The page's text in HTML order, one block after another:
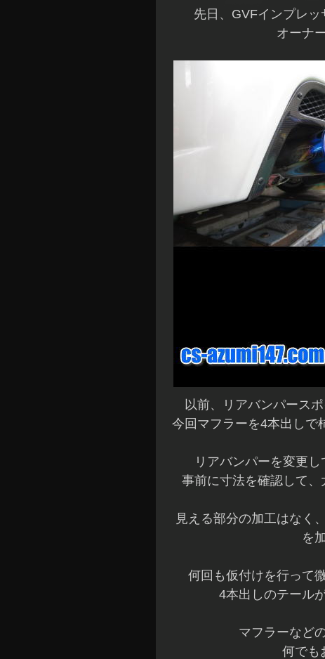
先日、GVFインプレッ
オーナ
以前、リアバンパース
今回マフラーを4本出しで
リアバンパーを変更
事前に寸法を確認して
見える部分の加工はなく
を
何回も仮付けを行って
4本出しのテール
マフラーなど
何でも